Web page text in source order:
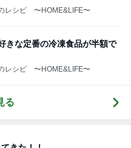
レシピ 〜HOME&LIFE〜
きな定番の冷凍食品が半額で
レシピ 〜HOME&LIFE〜
る